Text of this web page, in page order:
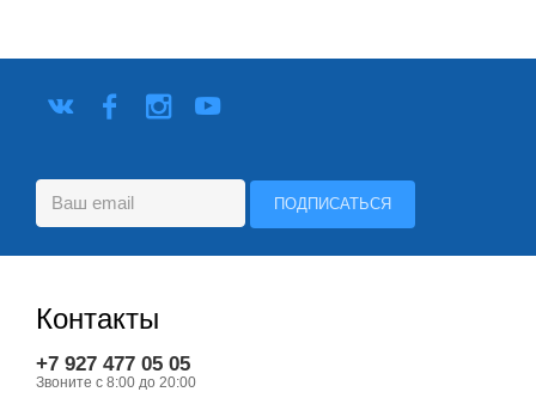
Контакты
+7 927 477 05 05
Звоните с 8:00 до 20:00